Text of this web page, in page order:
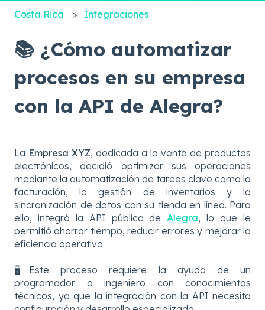
Costa Rica Integraciones
📚 ¿Cómo automatizar
procesos en su empresa
con la API de Alegra?
La Empresa XYZ, dedicada a la venta de productos
electrónicos, decidió optimizar sus operaciones
mediante la automatización de tareas clave como la
facturación, la gestión de inventarios y la
sincronización de datos con su tienda en línea. Para
ello, integró la API pública de Alegra, lo que le
permitió ahorrar tiempo, reducir errores y mejorar la
eficiencia operativa.
🖥️Este proceso requiere la ayuda de un
programador o ingeniero con conocimientos
técnicos, ya que la integración con la API necesita